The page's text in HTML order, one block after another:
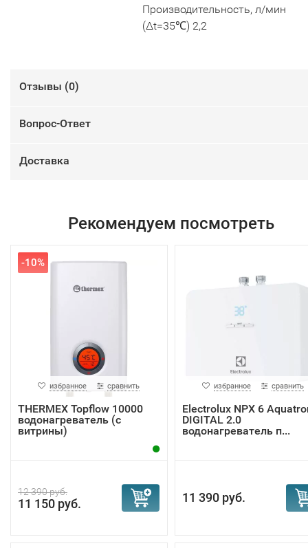
Производительность, л/мин
(∆t=35℃) 2,2
Отзывы (0)
Вопрос-Ответ
Доставка
Рекомендуем посмотреть
-10%
избранное сравнить
THERMEX Topflow 10000
водонагреватель (с
витрины)
12 390 руб.
11 150 руб.
избранное сравнить
Electrolux NPX 6
DIGITAL 2.0
водонагреватель п...
11 390 руб.